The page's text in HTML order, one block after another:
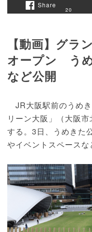
Share
20
【動画】グラ
オープン う
など公開
JR大阪駅前のうめ
リーン大阪」（大阪
する。3日、うめきた
やイベントスペースな